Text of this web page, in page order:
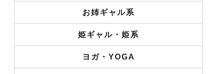
お姉ギャル系
姫ギャル・姫系
ヨガ・YOGA